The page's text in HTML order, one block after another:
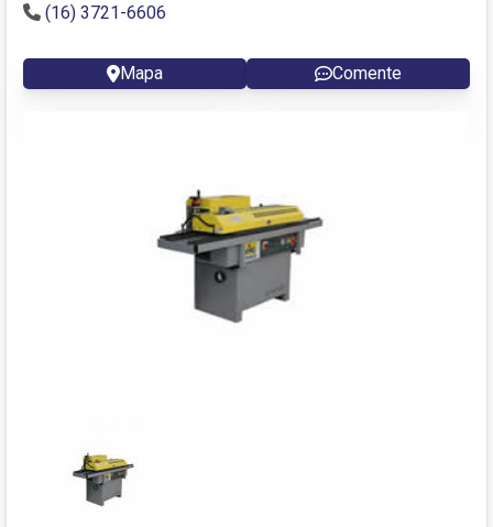
(16) 3721-6606
Mapa Comente